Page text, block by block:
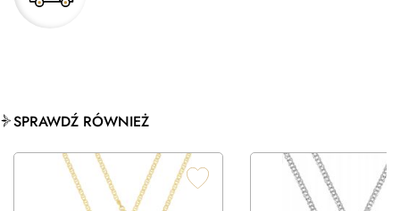
SPRAWDŹ RÓWNIEŻ